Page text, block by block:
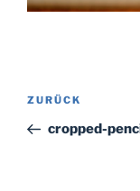
Vorheriger
Beitrag
ZURÜCK
cropped-